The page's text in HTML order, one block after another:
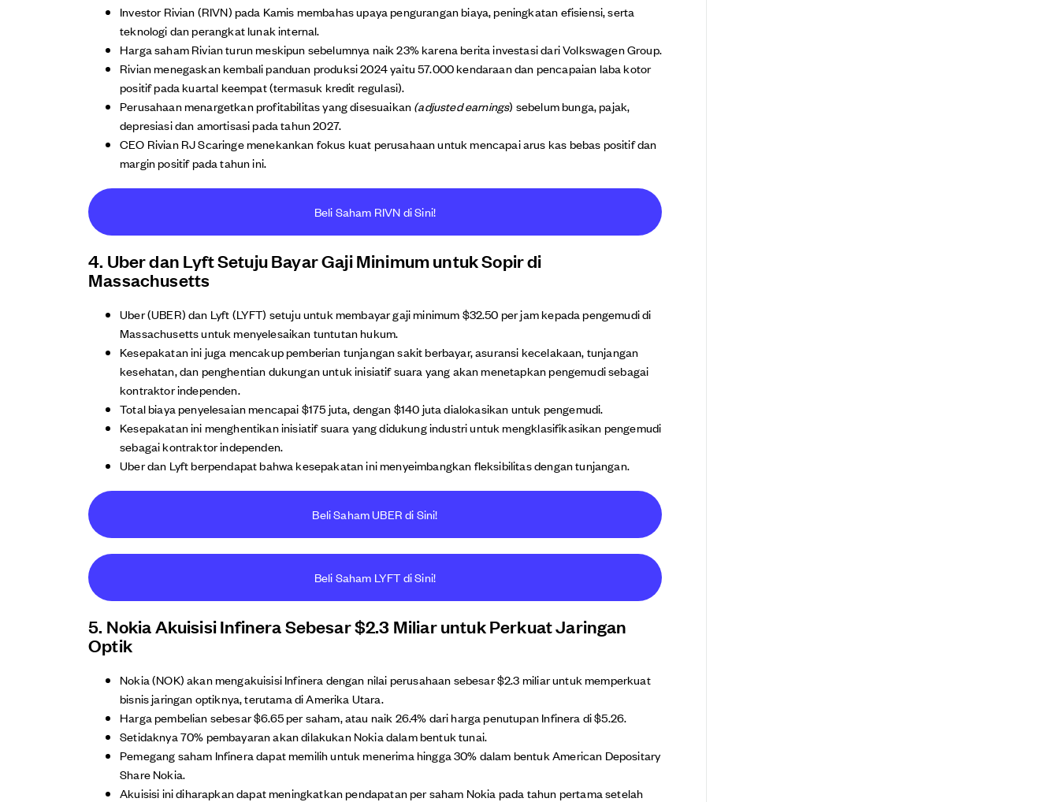
Investor Rivian (RIVN) pada Kamis membahas upaya pengurangan biaya, peningkatan efisiensi, serta
teknologi dan perangkat lunak internal.
Harga saham Rivian turun meskipun sebelumnya naik 23% karena berita investasi dari Volkswagen Group.
Rivian menegaskan kembali panduan produksi 2024 yaitu 57.000 kendaraan dan pencapaian laba kotor
positif pada kuartal keempat (termasuk kredit regulasi).
Perusahaan menargetkan profitabilitas yang disesuaikan(adjusted earnings) sebelum bunga, pajak,
depresiasi dan amortisasi pada tahun 2027.
CEO Rivian RJ Scaringe menekankan fokus kuat perusahaan untuk mencapai arus kas bebas positif dan
margin positif pada tahun ini.
Beli Saham RIVN di Sini!
4. Uber dan Lyft Setuju Bayar Gaji Minimum untuk Sopir di
Massachusetts
Uber (UBER) dan Lyft (LYFT) setuju untuk membayar gaji minimum $32.50 per jam kepada pengemudi di
Massachusetts untuk menyelesaikan tuntutan hukum.
Kesepakatan ini juga mencakup pemberian tunjangan sakit berbayar, asuransi kecelakaan, tunjangan
kesehatan, dan penghentian dukungan untuk inisiatif suara yang akan menetapkan pengemudi sebagai
kontraktor independen.
Total biaya penyelesaian mencapai $175 juta, dengan $140 juta dialokasikan untuk pengemudi.
Kesepakatan ini menghentikan inisiatif suara yang didukung industri untuk mengklasifikasikan pengemudi
sebagai kontraktor independen.
Uber dan Lyft berpendapat bahwa kesepakatan ini menyeimbangkan fleksibilitas dengan tunjangan.
Beli Saham UBER di Sini!
Beli Saham LYFT di Sini!
5. Nokia Akuisisi Infinera Sebesar $2.3 Miliar untuk Perkuat Jaringan
Optik
Nokia (NOK) akan mengakuisisi Infinera dengan nilai perusahaan sebesar $2.3 miliar untuk memperkuat
bisnis jaringan optiknya, terutama di Amerika Utara.
Harga pembelian sebesar $6.65 per saham, atau naik 26.4% dari harga penutupan Infinera di $5.26.
Setidaknya 70% pembayaran akan dilakukan Nokia dalam bentuk tunai.
Pemegang saham Infinera dapat memilih untuk menerima hingga 30% dalam bentuk American Depositary
Share Nokia.
Akuisisi ini diharapkan dapat meningkatkan pendapatan per saham Nokia pada tahun pertama setelah